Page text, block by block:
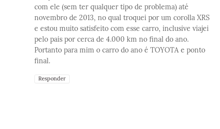
com ele (sem ter qualquer tipo de problema) até
novembro de 2013, no qual troquei por um corolla XRS
e estou muito satisfeito com esse carro, inclusive viajei
pelo pais por cerca de 4.000 km no final do ano.
Portanto para mim o carro do ano é TOYOTA e ponto
final.
Responder